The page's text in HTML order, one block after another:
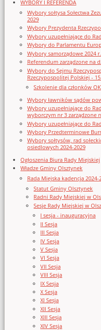
WYBORY I REFERENDA
Wybory sołtysa Sołectwa
2029
Wybory Prezydenta
Wybory uzupełniające do
Wybory do Parlamentu
Wybory samorządowe 2024
Referendum zarządzone na
Wybory do Sejmu
Rzeczypospolitej Polskiej -
Szkolenie dla członków
Wybory ławników sądów
Wybory uzupełniające do
wyborczym nr 3 zarządzone
Wybory uzupełniające do
Wybory Przedterminowe
Wybory sołtysów, rad
osiedlowych 2024-2029
Ogłoszenia Biura Rady Miejskiej
Władze Gminy Olsztynek
Rada Miejska kadencja 2024-
Statut Gminy Olsztynek
Radni Rady Miejskiej w
Sesje Rady Miejskiej w
I sesja - inauguracyjna
II Sesja
III Sesja
IV Sesja
V Sesja
VI Sesja
VII Sesja
VIII Sesja
IX Sesja
X Sesja
XI Sesja
XII Sesja
XIII Sesja
XIV Sesja